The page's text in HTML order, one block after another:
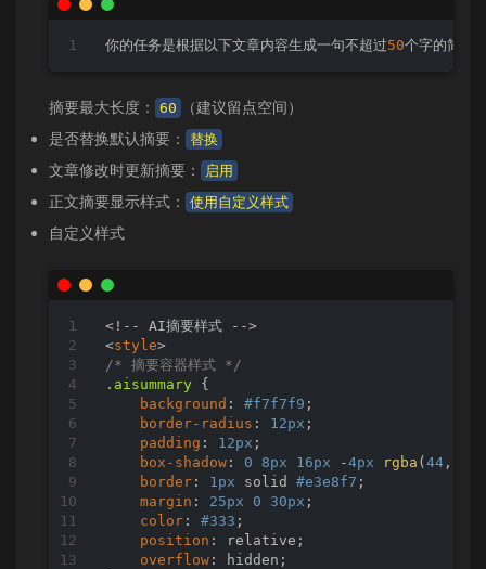
你的任务是根据以下文章内容生成一句不超过50个字的简短
摘要最大长度： 60
（建议留点空间）
是否替换默认摘要：
替换
文章修改时更新摘要： 启用
正文摘要显示样式： 使用自定义样式
自定义样式
<style>
/* 摘要容器样式 */
.aisummary {
background : #f7f7f9 ;
border-radius : 12px ;
padding : 12px ;
box-shadow : 0 8px 16px -4px rgba ( 44 ,
border : 1px solid #e3e8f7 ;
margin : 25px 0 30px ;
color : #333 ;
position : relative;
overflow : hidden;